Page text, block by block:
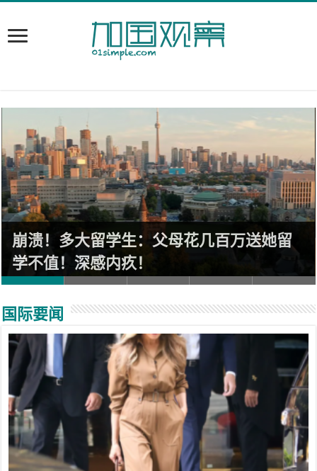
崩溃！多大留学生：父母花几百万送她留
学不值！深感内疚！
国际要闻